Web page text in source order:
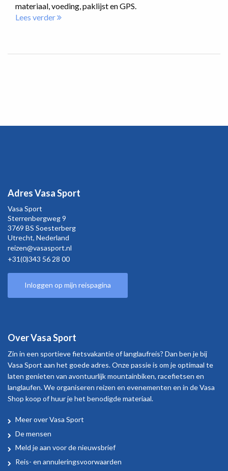
materiaal, voeding, paklijst en GPS.
Lees verder
Adres Vasa Sport
Vasa Sport
Sterrenbergweg9
3769 BS Soesterberg
Utrecht, Nederland
reizen@vasasport.nl
+31(0)343 56 28 00
Inloggen op mijn reispagina
Over Vasa Sport
Zin in een sportieve fietsvakantie of langlaufreis? Dan ben je bij
Vasa Sport aan het goede adres. Onze passie is om je optimaal te
laten genieten van avontuurlijk mountainbiken, racefietsen en
langlaufen. We organiseren reizen en evenementen en in de Vasa
Shop koop of huur je het benodigde materiaal.
Over
Vasa
Sport
Meer over Vasa Sport
De mensen
Meld je aan voor de nieuwsbrief
Reis- en annuleringsvoorwaarden